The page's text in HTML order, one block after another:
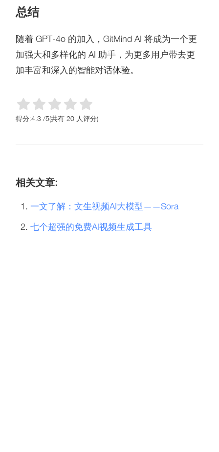
总结
随着 GPT-4o 的加入，GitMind AI 将成为一个更
加强大和多样化的 AI 助手，为更多用户带去更
加丰富和深入的智能对话体验。
得分:4.3 /5(共有20 人评分)
相关文章:
一文了解：文生视频AI大模型——Sora
七个超强的免费AI视频生成工具